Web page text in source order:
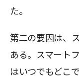
た。
第二の要因は、
ある。スマート
はいつでもどこ